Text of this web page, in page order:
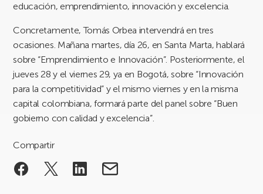
educación, emprendimiento, innovación y excelencia.
Concretamente, Tomás Orbea intervendrá en tres
ocasiones. Mañana martes, día 26, en Santa Marta, hablará
sobre “Emprendimiento e Innovación”. Posteriormente, el
jueves 28 y el viernes 29, ya en Bogotá, sobre “Innovación
para la competitividad” y el mismo viernes y en la misma
capital colombiana, formará parte del panel sobre “Buen
gobierno con calidad y excelencia”.
Compartir